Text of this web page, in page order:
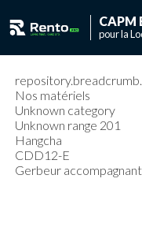
CAPM
pour la
Nos matériels
Unknown category
Unknown range 201
Hangcha
CDD12-E
Gerbeur